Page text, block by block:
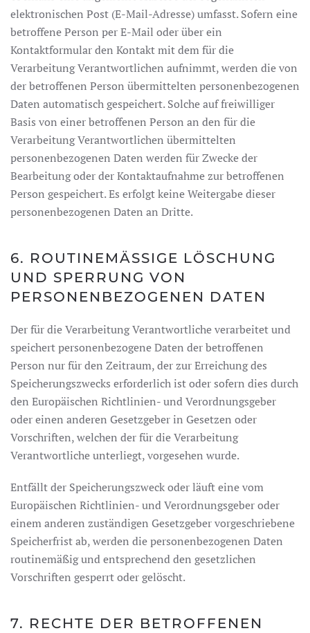
elektronischen Post (E-Mail-Adresse) umfasst. Sofern eine
betroffene Person per E-Mail oder über ein
Kontaktformular den Kontakt mit dem für die
Verarbeitung Verantwortlichen aufnimmt, werden die von
der betroffenen Person übermittelten personenbezogenen
Daten automatisch gespeichert. Solche auf freiwilliger
Basis von einer betroffenen Person an den für die
Verarbeitung Verantwortlichen übermittelten
personenbezogenen Daten werden für Zwecke der
Bearbeitung oder der Kontaktaufnahme zur betroffenen
Person gespeichert. Es erfolgt keine Weitergabe dieser
personenbezogenen Daten an Dritte.
6. ROUTINEMÄSSIGE LÖSCHUNG U
ND SPERRUNG VON P
ERSONENBEZOGENEN DATEN
Der für die Verarbeitung Verantwortliche verarbeitet und
speichert personenbezogene Daten der betroffenen
Person nur für den Zeitraum, der zur Erreichung des
Speicherungszwecks erforderlich ist oder sofern dies durch
den Europäischen Richtlinien- und Verordnungsgeber
oder einen anderen Gesetzgeber in Gesetzen oder
Vorschriften, welchen der für die Verarbeitung
Verantwortliche unterliegt, vorgesehen wurde.
Entfällt der Speicherungszweck oder läuft eine vom
Europäischen Richtlinien- und Verordnungsgeber oder
einem anderen zuständigen Gesetzgeber vorgeschriebene
Speicherfrist ab, werden die personenbezogenen Daten
routinemäßig und entsprechend den gesetzlichen
Vorschriften gesperrt oder gelöscht.
7. RECHTE DER BETROFFENEN